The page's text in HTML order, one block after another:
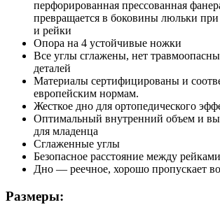
перфорированная прессованная
превращается в боковины люльки
и рейки
Опора на 4 устойчивые ножки
Все углы сглажены, нет
деталей
Материалы сертифицированы и
европейским нормам.
Жесткое дно для ортопедического
Оптимальный внутренний объем и
для младенца
Сглаженные углы
Безопасное расстояние между
Дно — реечное, хорошо пропускает
Размеры: